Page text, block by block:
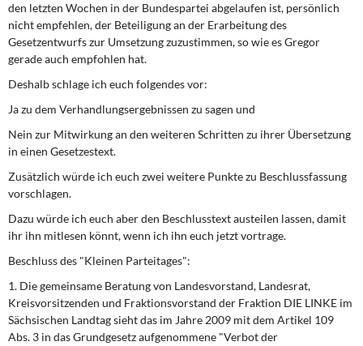
den letzten Wochen in der Bundespartei abgelaufen ist, persönlich
nicht empfehlen, der Beteiligung an der Erarbeitung des
Gesetzentwurfs zur Umsetzung zuzustimmen, so wie es Gregor
gerade auch empfohlen hat.
Deshalb schlage ich euch folgendes vor:
Ja zu dem Verhandlungsergebnissen zu sagen und
Nein zur Mitwirkung an den weiteren Schritten zu ihrer Übersetzung
in einen Gesetzestext.
Zusätzlich würde ich euch zwei weitere Punkte zu Beschlussfassung
vorschlagen.
Dazu würde ich euch aber den Beschlusstext austeilen lassen, damit
ihr ihn mitlesen könnt, wenn ich ihn euch jetzt vortrage.
Beschluss des "Kleinen Parteitages":
1. Die gemeinsame Beratung von Landesvorstand, Landesrat,
Kreisvorsitzenden und Fraktionsvorstand der Fraktion DIE LINKE im
Sächsischen Landtag sieht das im Jahre 2009 mit dem Artikel 109
Abs. 3 in das Grundgesetz aufgenommene "Verbot der